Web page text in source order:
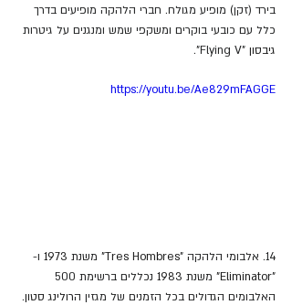
בירד (זקן) מופיע מגולח. חברי הלהקה מופיעים בדרך
כלל עם כובעי בוקרים ומשקפי שמש ומנגנים על גיטרות
גיבסון "Flying V".
https://youtu.be/Ae829mFAGGE
14. אלבומי הלהקה " Tres Hombres" משנת 1973 ו-
"
Eliminator" משנת 1983
האלבומים הגדולים בכל הזמנים של מגזין הרולינג סטון.